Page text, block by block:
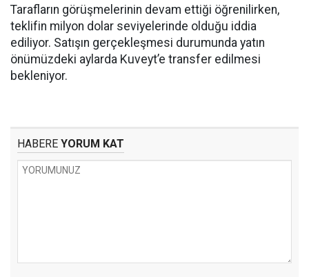
Tarafların görüşmelerinin devam ettiği öğrenilirken,
teklifin milyon dolar seviyelerinde olduğu iddia
ediliyor. Satışın gerçekleşmesi durumunda yatın
önümüzdeki aylarda Kuveyt’e transfer edilmesi
bekleniyor.
HABERE YORUM KAT